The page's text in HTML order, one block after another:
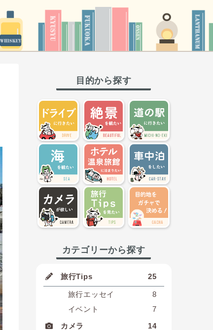
目的から探す
カテゴリーから探す
旅行Tips 25
旅行エッセイ
8
イベント
7
カメラ
14